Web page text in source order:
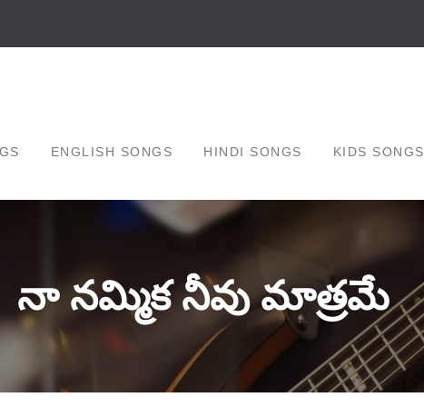
ENGLISH SONGS HINDI SONGS KIDS SONGS
నా నమ్మిక నీవు మాత్రమే